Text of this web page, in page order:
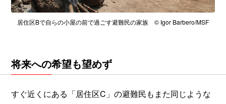
居住区Bで自らの小屋の前で過ごす避難民の家族 © Igor Barbero/MSF
将来への希望も望めず
すぐ近くにある「居住区C」の避難民もまた同じような